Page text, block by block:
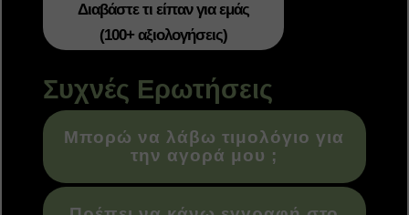
Διαβάστε τι είπαν για εμάς
(100+ αξιολογήσεις)
Συχνές Ερωτήσεις
Μπορώ να λάβω τιμολόγιο για
την αγορά μου ;